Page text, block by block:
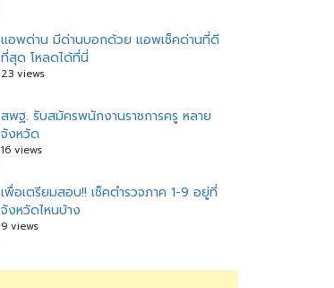
แอพด่าน มีด่านบอกด้วย แอพเช็คด่านที่ดี
ที่สุด โหลดได้ที่นี่
23 views
สพฐ. รับสมัครพนักงานราชการครู หลาย
จังหวัด
16 views
เพื่อเตรียมสอบ!! เช็คตำรวจภาค 1-9 อยู่ที่
จังหวัดไหนบ้าง
9 views